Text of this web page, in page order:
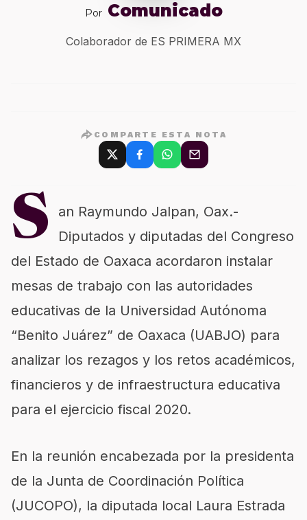
Por Comunicado
Colaborador de ES PRIMERA MX
COMPARTE ESTA NOTA
S
an Raymundo Jalpan, Oax.-
Diputados y diputadas del Congreso
del Estado de Oaxaca acordaron instalar
mesas de trabajo con las autoridades
educativas de la Universidad Autónoma
“Benito Juárez” de Oaxaca (UABJO) para
analizar los rezagos y los retos académicos,
financieros y de infraestructura educativa
para el ejercicio fiscal 2020.
En la reunión encabezada por la presidenta
de la Junta de Coordinación Política
(JUCOPO), la diputada local Laura Estrada